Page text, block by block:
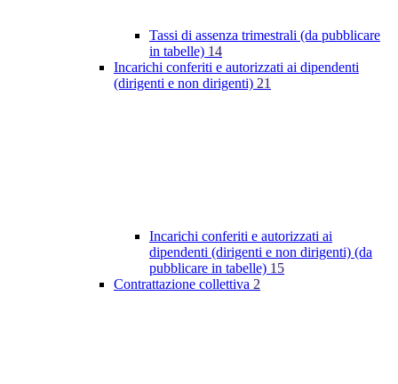
Tassi di assenza trimestrali (da pubblicare
in tabelle) 14
Incarichi conferiti e autorizzati ai dipendenti
(dirigenti e non dirigenti) 21
Incarichi conferiti e autorizzati ai
dipendenti (dirigenti e non dirigenti) (da
pubblicare in tabelle) 15
Contrattazione collettiva 2